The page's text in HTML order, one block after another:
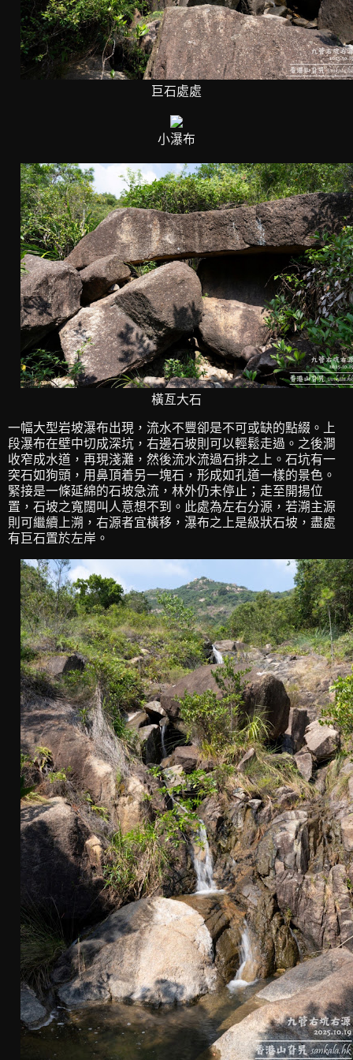
巨石處處
小瀑布
橫亙大石
一幅大型岩坡瀑布出現，流水不豐卻是不可或缺的點綴。上
段瀑布在壁中切成深坑，右邊石坡則可以輕鬆走過。之後澗
收窄成水道，再現淺灘，然後流水流過石排之上。石坑有一
突石如狗頭，用鼻頂着另一塊石，形成如孔道一樣的景色。
緊接是一條延綿的石坡急流，林外仍未停止；走至開揚位
置，石坡之寬闊叫人意想不到。此處為左右分源，若溯主源
則可繼續上溯，右源者宜橫移，瀑布之上是級狀石坡，盡處
有巨石置於左岸。